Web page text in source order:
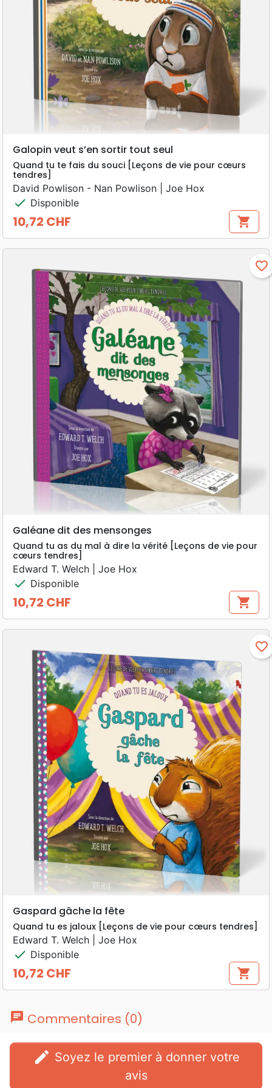
Galopin veut s’en sortir tout seul
Quand tu te fais du souci [Leçons de vie pour cœurs
tendres]
David Powlison - Nan Powlison | Joe Hox
check Disponible
Prix
10,72 CHF shopping_cart
favorite_border
Galéane dit des mensonges
Quand tu as du mal à dire la vérité [Leçons de vie pour
cœurs tendres]
Edward T. Welch | Joe Hox
check Disponible
Prix
10,72 CHF shopping_cart
favorite_border
Gaspard gâche la fête
Quand tu es jaloux [Leçons de vie pour cœurs tendres]
Edward T. Welch | Joe Hox
check Disponible
Prix
10,72 CHF shopping_cart
chat Commentaires (0)
edit
avis